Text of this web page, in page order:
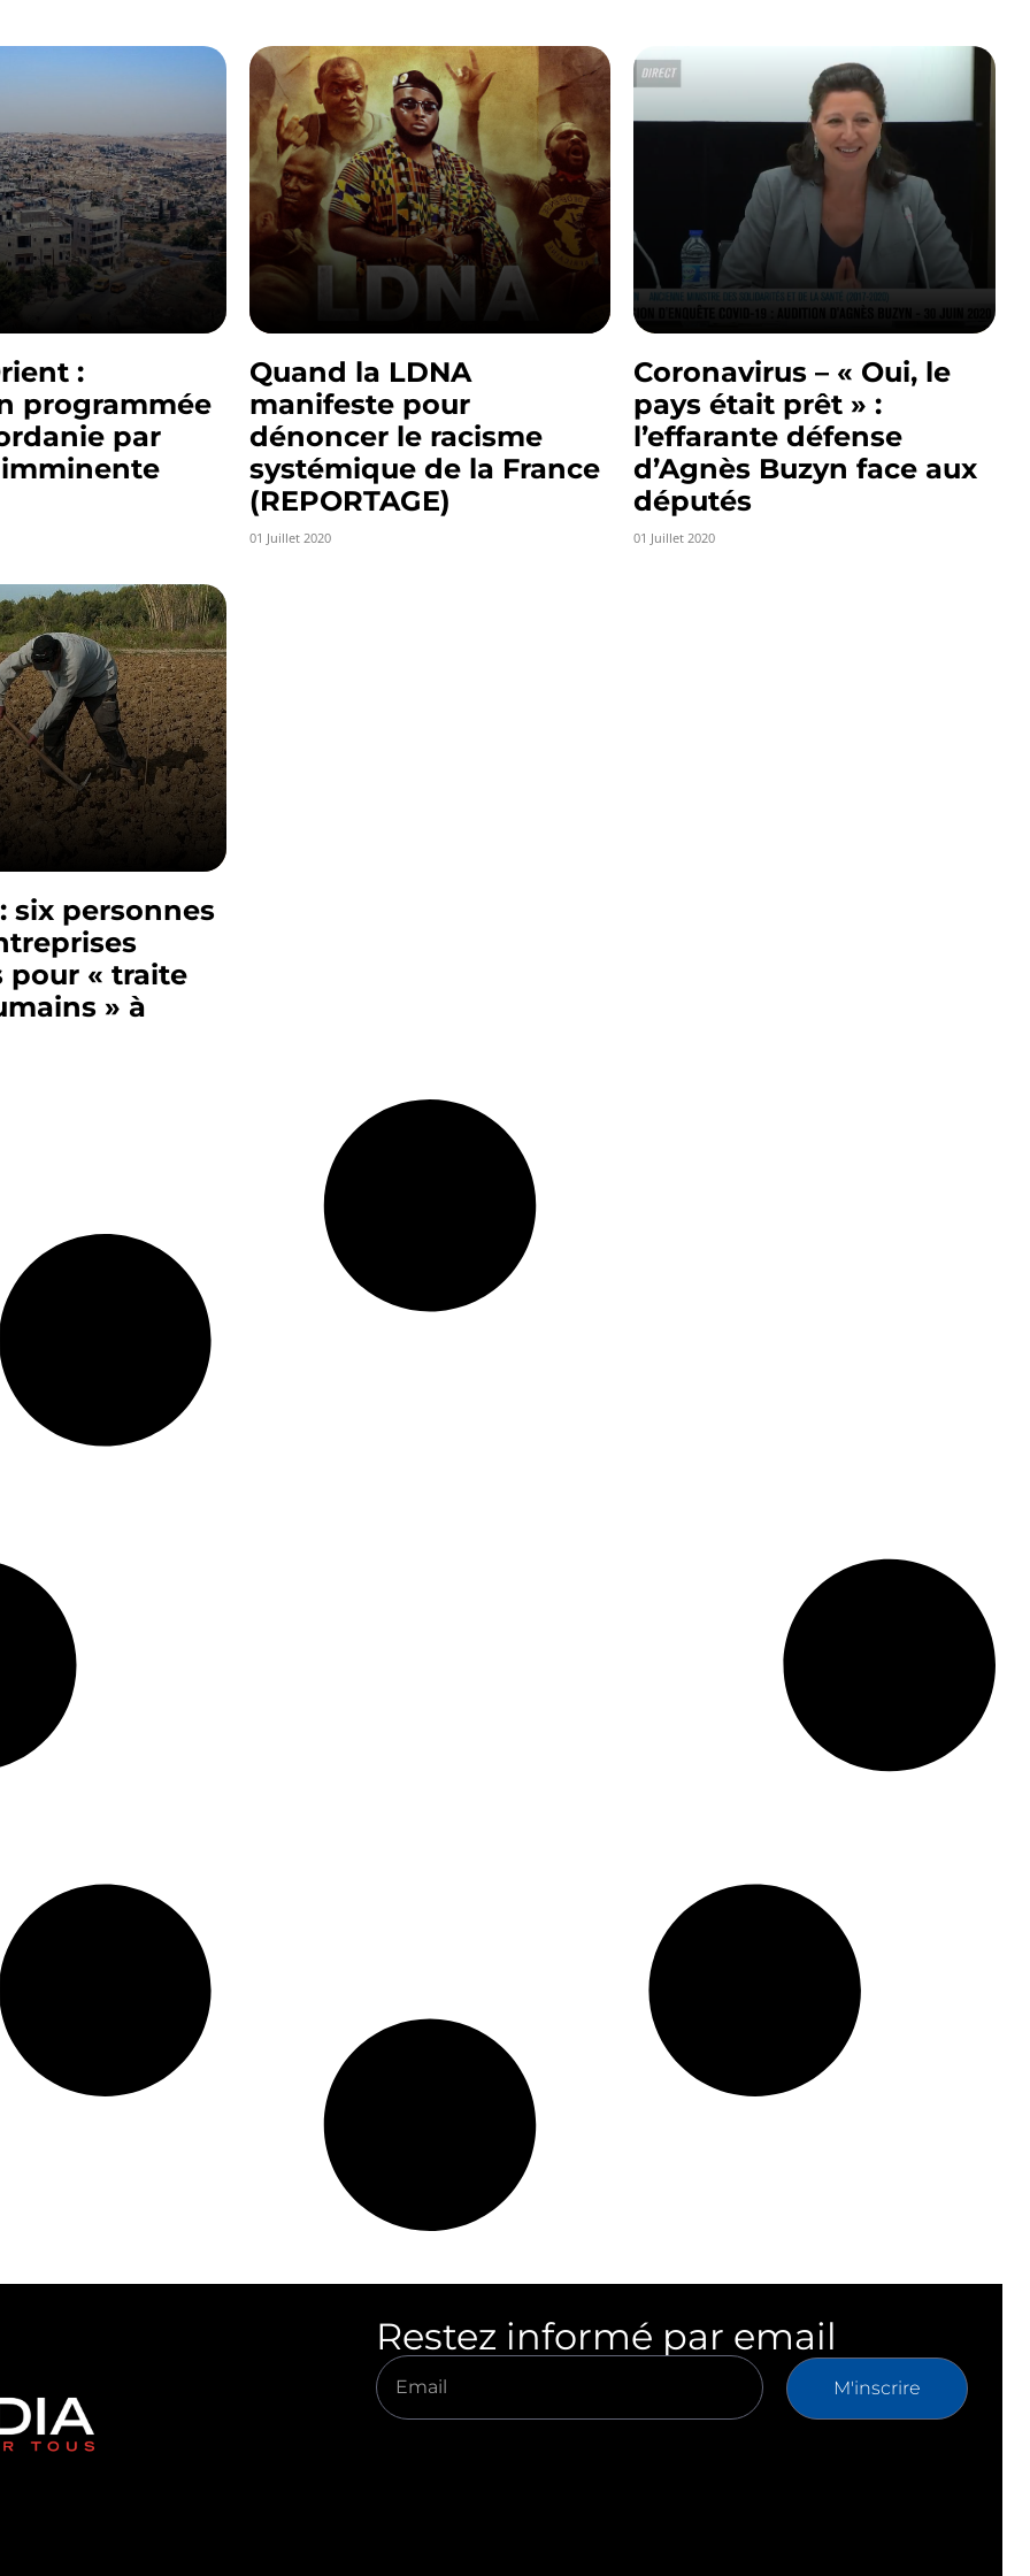
:
programmée
par
Quand la LDNA
manifeste pour
dénoncer le racisme
systémique de la France
(REPORTAGE)
01 Juillet 2020
Coronavirus – « Oui, le
pays était prêt » :
l’effarante défense
d’Agnès Buzyn face aux
députés
01 Juillet 2020
six personnes
pour « traite
» à
Restez informé par email
M'inscrire